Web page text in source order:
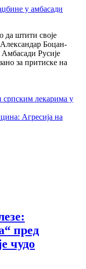
у амбасади
да штити своје
Боцан-
Амбасади Русије
за притиске на
лекарима у
Агресија на
пред
чудо